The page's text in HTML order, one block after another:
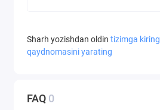
Sharh yozishdan oldin tizimga kiring
qaydnomasini yarating
FAQ 0